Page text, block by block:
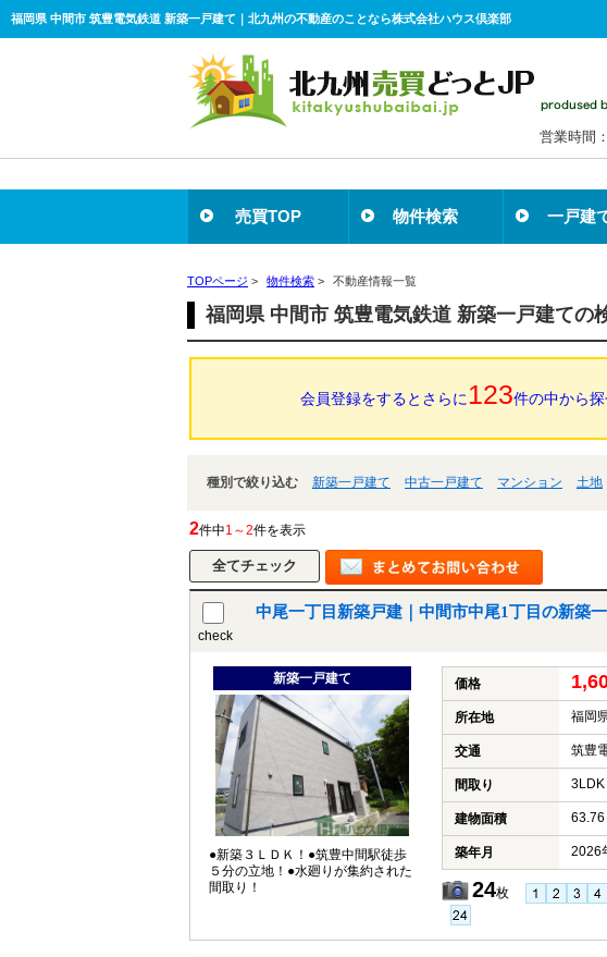
福岡県 中間市 筑豊電気鉄道 新築一戸建て｜北九州の不動産のことなら株式会社ハウス倶楽部
営業時間
売買TOP 物件検索 一戸建
TOPページ > 物件検索 > 不動産情報一覧
福岡県 中間市 筑豊電気鉄道 新築一戸建ての
会員登録をするとさらに 123件の中から探
種別で絞り込む 新築一戸建て 中古一戸建て マンション 土地
2件中1～2件を表示
check
中尾一丁目新築戸建｜中間市中尾1丁目の新築
新築一戸建て
●新築３ＬＤＫ！●筑豊中間駅徒歩
５分の立地！●水廻りが集約された
間取り！
価格
所在地 福岡
交通 筑豊
間取り 3LDK
建物面積 63.76
築年月 2026
24枚